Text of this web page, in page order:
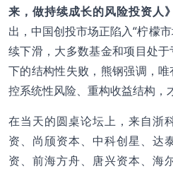
来，做持续成长的风险投资人
出，中国创投市场正陷入“柠檬
续下滑，大多数基金和项目处
下的结构性失败，熊钢强调，
控系统性风险、重构收益结构，
在当天的圆桌论坛上，来自浙
资、尚颀资本、中科创星、达
资、前海方舟、唐兴资本、海